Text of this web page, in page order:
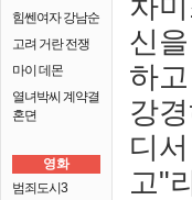
힘쎈여자 강남순
고려 거란 전쟁
마이 데몬
열녀박씨 계약결
혼뎐
영화
범죄도시3
차
신
하
강
디
고"